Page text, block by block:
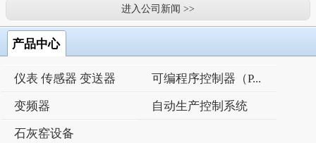
进入公司新闻 >>
产品中心
仪表 传感器 变送器 可编程序控制器（P...
变频器 自动生产控制系统
石灰窑设备